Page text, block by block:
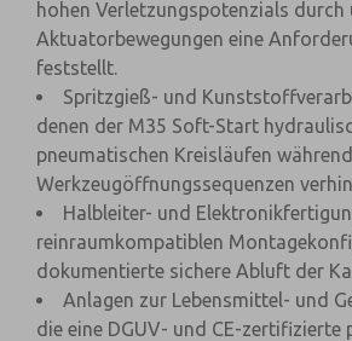
hohen Verletzungspotenzials durch
Aktuatorbewegungen eine
feststellt.
Spritzgieß- und
denen der M35 Soft-Start
pneumatischen Kreisläufen
Werkzeugöffnungssequenzen
Halbleiter- und
reinraumkompatiblen
dokumentierte sichere Abluft der
Anlagen zur Lebensmittel- und
die eine DGUV- und CE-zertifizierte